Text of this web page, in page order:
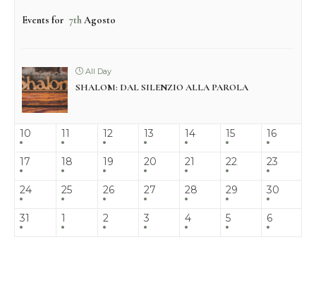
Events for 7thAgosto
All Day
SHALOM: DAL SILENZIO ALLA PAROLA
10 11 12 13 14 15 16
17 18 19 20 21 22 23
24 25 26 27 28 29 30
31 1 2 3 4 5 6